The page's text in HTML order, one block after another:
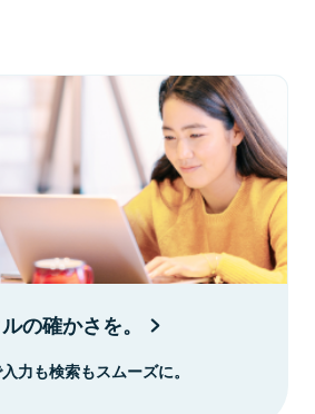
の確かさを。
力も検索もスムーズに。